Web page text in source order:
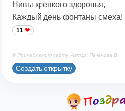
Нивы крепкого здоровья,
Каждый день фонтаны смеха!
11
© Принадлежит сайту. Автор: Печенова В.
Создать открытку